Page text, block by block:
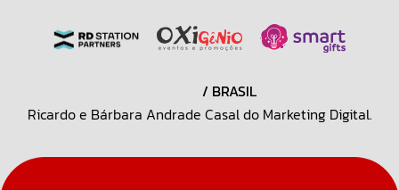
/ BRASIL
Ricardo e Bárbara Andrade Casal do Marketing Digital.